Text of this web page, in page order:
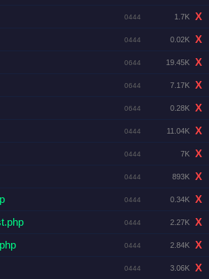
0444 1.7K
X
0444 0.02K
X
0644 19.45K
X
0644 7.17K
X
0644 0.28K
X
0444 11.04K
X
0444 7K
X
0444 893K
X
0444 0.34K
X
0444 2.27K
X
0444 2.84K
X
0444 3.06K
X